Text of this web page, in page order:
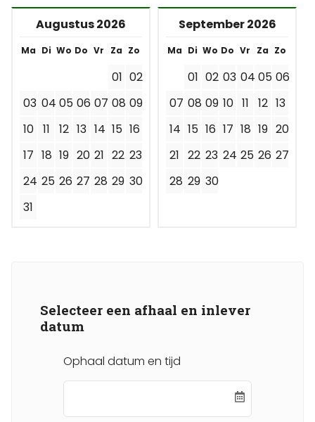
Augustus 2026
Ma Di Wo Do Vr Za Zo
01 02
03 04 05 06 07 08 09
10 11 12 13 14 15 16
17 18 19 20 21 22 23
24 25 26 27 28 29 30
31
September 2026
Ma Di Wo Do Vr Za Zo
01 02 03 04 05 06
07 08 09 10 11 12 13
14 15 16 17 18 19 20
21 22 23 24 25 26 27
28 29 30
Selecteer een afhaal en inlever
datum
Ophaal datum en tijd